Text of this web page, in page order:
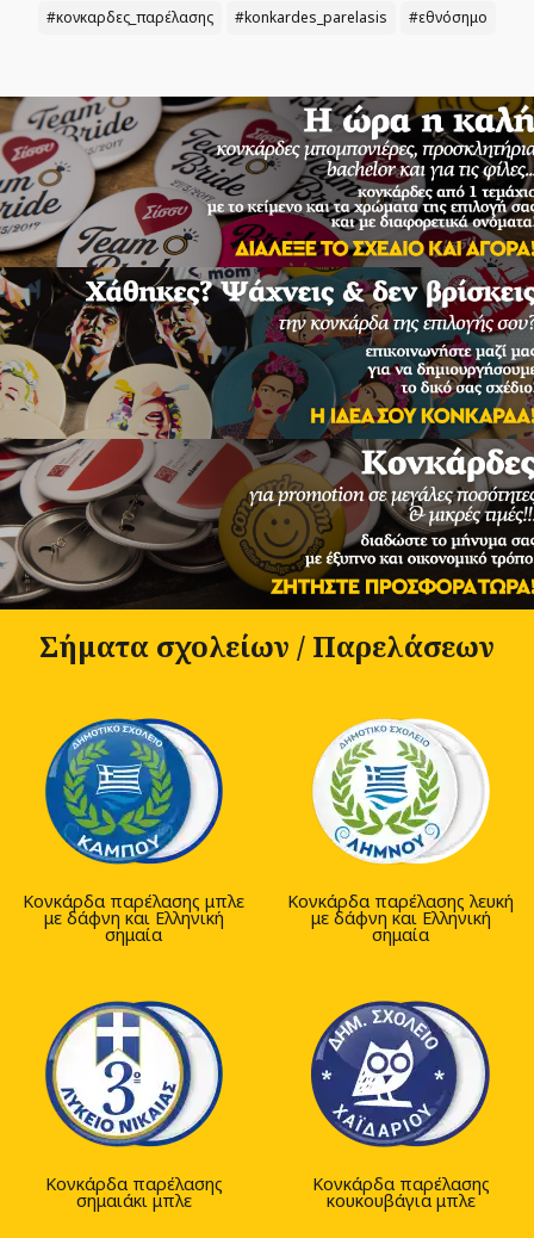
#κονκαρδες_παρέλασης
#konkardes_parelasis #εθνόσημο
Σήματα σχολείων / Παρελάσεων
Κονκάρδα παρέλασης μπλε
με δάφνη και Ελληνική
σημαία
Κονκάρδα παρέλασης λευκή
με δάφνη και Ελληνική
σημαία
Κονκάρδα παρέλασης
σημαιάκι μπλε
Κονκάρδα παρέλασης
κουκουβάγια μπλε